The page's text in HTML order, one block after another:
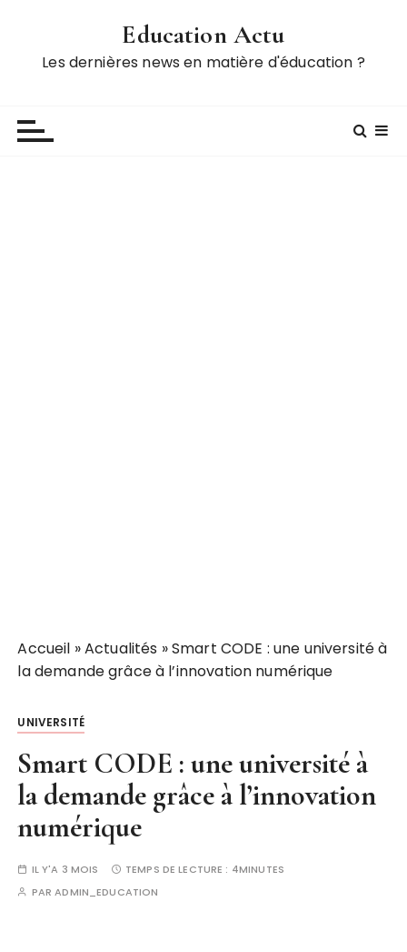
Education Actu
Les dernières news en matière d'éducation ?
Accueil »Actualités »Smart CODE : une université à
la demande grâce à l’innovation numérique
UNIVERSITÉ
Smart CODE : une université à
la demande grâce à l’innovation
numérique
IL Y'A 3 MOIS TEMPS DE LECTURE : 4MINUTES
PARADMIN_EDUCATION